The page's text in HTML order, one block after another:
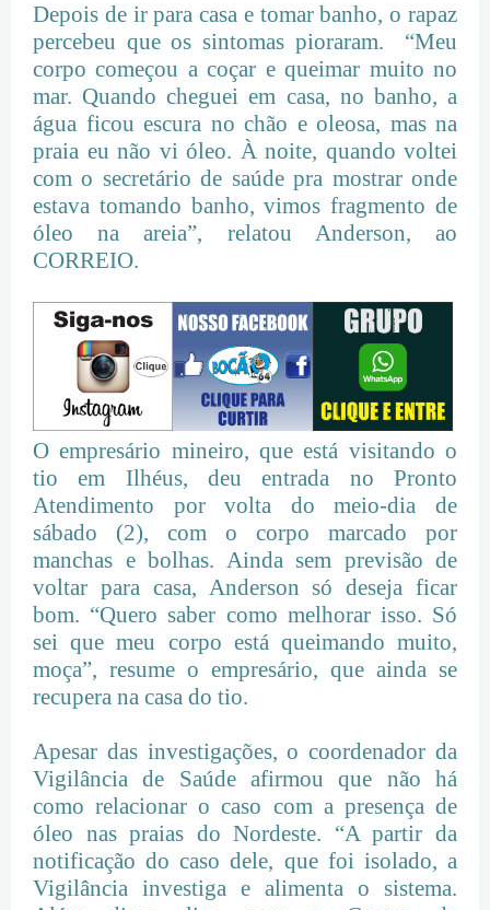
Depois de ir para casa e tomar banho, o rapaz
percebeu que os sintomas pioraram. “Meu
corpo começou a coçar e queimar muito no
mar. Quando cheguei em casa, no banho, a
água ficou escura no chão e oleosa, mas na
praia eu não vi óleo. À noite, quando voltei
com o secretário de saúde pra mostrar onde
estava tomando banho, vimos fragmento de
óleo na areia”, relatou Anderson, ao
CORREIO.
O empresário mineiro, que está visitando o
tio em Ilhéus, deu entrada no Pronto
Atendimento por volta do meio-dia de
sábado (2), com o corpo marcado por
manchas e bolhas. Ainda sem previsão de
voltar para casa, Anderson só deseja ficar
bom. “Quero saber como melhorar isso. Só
sei que meu corpo está queimando muito,
moça”, resume o empresário, que ainda se
recupera na casa do tio.
Apesar das investigações, o coordenador da
Vigilância de Saúde afirmou que não há
como relacionar o caso com a presença de
óleo nas praias do Nordeste. “A partir da
notificação do caso dele, que foi isolado, a
Vigilância investiga e alimenta o sistema.